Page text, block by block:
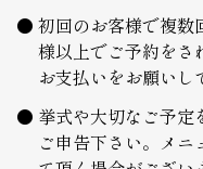
初回のお客様で複数
様以上でご予約をさ
お支払いをお願いし
挙式や大切なご予定
ご申告下さい。メ